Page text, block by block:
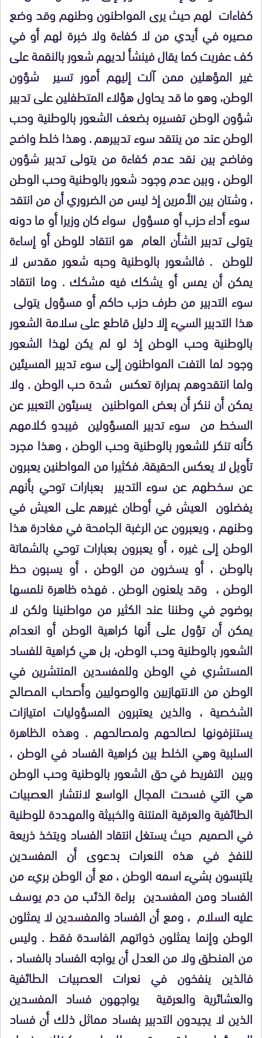
كفاءات لهم حيث يرى المواطنون وطنهم وقد وضع
مصيره في أيدي من لا كفاءة ولا خبرة لهم أو في
كف عفريت كما يقال فينشأ لديهم شعور بالنقمة على
غير المؤهلين ممن آلت إليهم أمور تسير
شؤون
الوطن، وهو ما قد يحاول هؤلاء المتطفلين على تدبير
شؤون الوطن تفسيره بضعف الشعور بالوطنية وحب
الوطن عند من ينتقد سوء تدبيرهم . وهذا خلط واضح
وفاضح بين نقد عدم كفاءة من يتولى تدبير شؤون
الوطن ، وبين عدم وجود شعور بالوطنية وحب الوطن
، وشتان بين الأمرين إذ ليس من الضروري أن من انتقد
سوء أداء حزب أو مسؤول سواء كان وزيرا أو ما دونه
يتولى تدبير الشأن العام هو انتقاد للوطن أو إساءة
للوطن . فالشعور بالوطنية وحبه شعور مقدس لا
يمكن أن يمس أو يشكك فيه مشكك . وما انتقاد
سوء التدبير من طرف حزب حاكم أو مسؤول يتولى
هذا التدبير السيء إلا دليل قاطع على سلامة الشعور
بالوطنية وحب الوطن إذ لو لم يكن لهذا الشعور
وجود لما التفت المواطنون إلى سوء تدبير المسيئين
ولما انتقدوهم بمرارة تعكس شدة حب الوطن . ولا
يمكن أن ننكر أن بعض المواطنين يسيئون التعبير عن
السخط من سوء تدبير المسؤولين فيبدو كلامهم
كأنه تنكر للشعور بالوطنية وحب الوطن ، وهذا مجرد
تأويل لا يعكس الحقيقة. فكثيرا من المواطنين يعبرون
عن سخطهم عن سوء التدبير بعبارات توحي بأنهم
يفضلون العيش في أوطان غيرهم على العيش في
وطنهم ، ويعبرون عن الرغبة الجامحة في مغادرة هذا
الوطن إلى غيره ، أو يعبرون بعبارات توحي بالشماتة
بالوطن ، أو يسخرون من الوطن ، أو يسبون حظ
الوطن ، وقد يلعنون الوطن . فهذه ظاهرة نلمسها
بوضوح في وطننا عند الكثير من مواطنينا ولكن لا
يمكن أن تؤول على أنها كراهية الوطن أو انعدام
الشعور بالوطنية وحب الوطن، بل هي كراهية للفساد
المستشري في الوطن وللمفسدين المنتشرين في
الوطن من الانتهازيين والوصوليين وأصحاب المصالح
الشخصية ، والذين يعتبرون المسؤوليات امتيازات
يستنزفونها لصالحهم ولمصالحهم . وهذه الظاهرة
السلبية وهي الخلط بين كراهية الفساد في الوطن ،
وبين التفريط في حق الشعور بالوطنية وحب الوطن
هي التي فسحت المجال الواسع لانتشار العصبيات
الطائفية والعرقية المنتنة والخبيثة والمهددة للوطنية
في الصميم حيث يستغل انتقاد الفساد ويتخذ ذريعة
للنفخ في هذه النعرات بدعوى أن المفسدين
يلتبسون بشيء اسمه الوطن ، مع أن الوطن بريء من
الفساد ومن المفسدين براءة الذئب من دم يوسف
عليه السلام ، ومع أن الفساد والمفسدين لا يمثلون
الوطن وإنما يمثلون ذواتهم الفاسدة فقط . وليس
من المنطق ولا من العدل أن يواجه الفساد بالفساد ،
فالذين ينفخون في نعرات العصبيات الطائفية
والعشائرية والعرقية
يواجهون فساد المفسدين
الذين لا يجيدون التدبير بفساد مماثل ذلك أن فساد